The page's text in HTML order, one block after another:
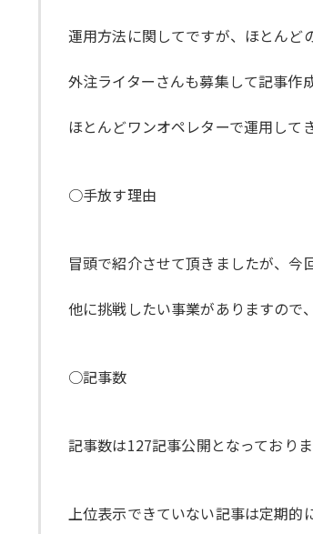
運用方法に関してですが、ほとんど
外注ライターさんも募集して記事作
ほとんどワンオペレターで運用して
○手放す理由
冒頭で紹介させて頂きましたが、今
他に挑戦したい事業がありますので
○記事数
記事数は127記事公開となっており
上位表示できていない記事は定期的